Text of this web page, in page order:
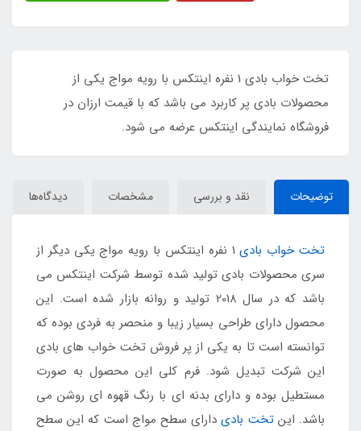
تخت خواب بادی 1 نفره اینتکس با رویه مواج یکی از
محصولات بادی پر کاربرد می باشد که با قیمت ارزان در
فروشگاه نمایندگی اینتکس عرضه می شود.
توضیحات نقد و بررسی مشخصات دیدگاه‌ها
تخت خواب بادی
1 نفره اینتکس با رویه مواج یکی دیگر از
سری محصولات بادی تولید شده توسط شرکت اینتکس می
باشد که در سال 2018 تولید و روانه بازار شده است. این
محصول دارای طراحی بسیار زیبا و منحصر به فردی بوده که
توانسته است تا به یکی از پر فروش تخت خواب های بادی
این شرکت تبدیل شود. فرم کلی این محصول به صورت
مستطیل بوده و دارای بدنه ای با رنگ قهوه ای روشن می
باشد. اینتخت بادیدارای سطح مواج است که این سطح